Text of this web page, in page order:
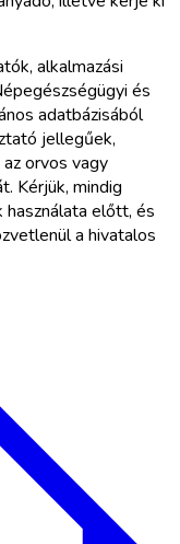
alkalmazási
és
adatbázisából
jellegűek,
orvos vagy
Kérjük, mindig
előtt, és
a hivatalos